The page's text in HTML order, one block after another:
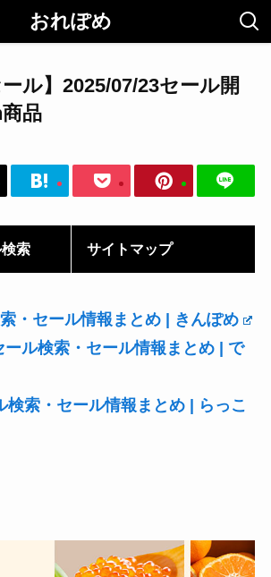
おれぽめ
ール】2025/07/23セール開
品
索 サイトマップ
・セール情報まとめ | きんぽめ
ール検索・セール情報まとめ | で
索・セール情報まとめ | らっこ